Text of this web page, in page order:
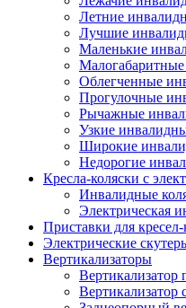
Летние
Лучшие
Маленькие
Малогабаритные
Облегченные
Прогулочные
Рычажные
Узкие
Широкие
Недорогие
Кресла-коляски с
Инвалидные
Электрическая
Приставки для кресел-
Электрические
Вертикализаторы
Вертикализатор
Вертикализатор